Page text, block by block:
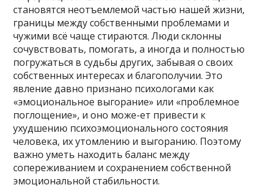
становятся неотъемлемой частью нашей жизни,
границы между собственными проблемами и
чужими всё чаще стираются. Люди склонны
сочувствовать, помогать, а иногда и полностью
погружаться в судьбы других, забывая о своих
собственных интересах и благополучии. Это
явление давно признано психологами как
«эмоциональное выгорание» или «проблемное
поглощение», и оно може-ет привести к
ухудшению психоэмоционального состояния
человека, их утомлению и выгоранию. Поэтому
важно уметь находить баланс между
сопереживанием и сохранением собственной
эмоциональной стабильности.